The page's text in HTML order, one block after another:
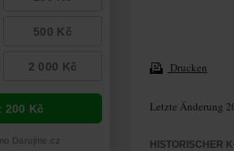
Drucken
Letzte Änderung
HISTORISCHER